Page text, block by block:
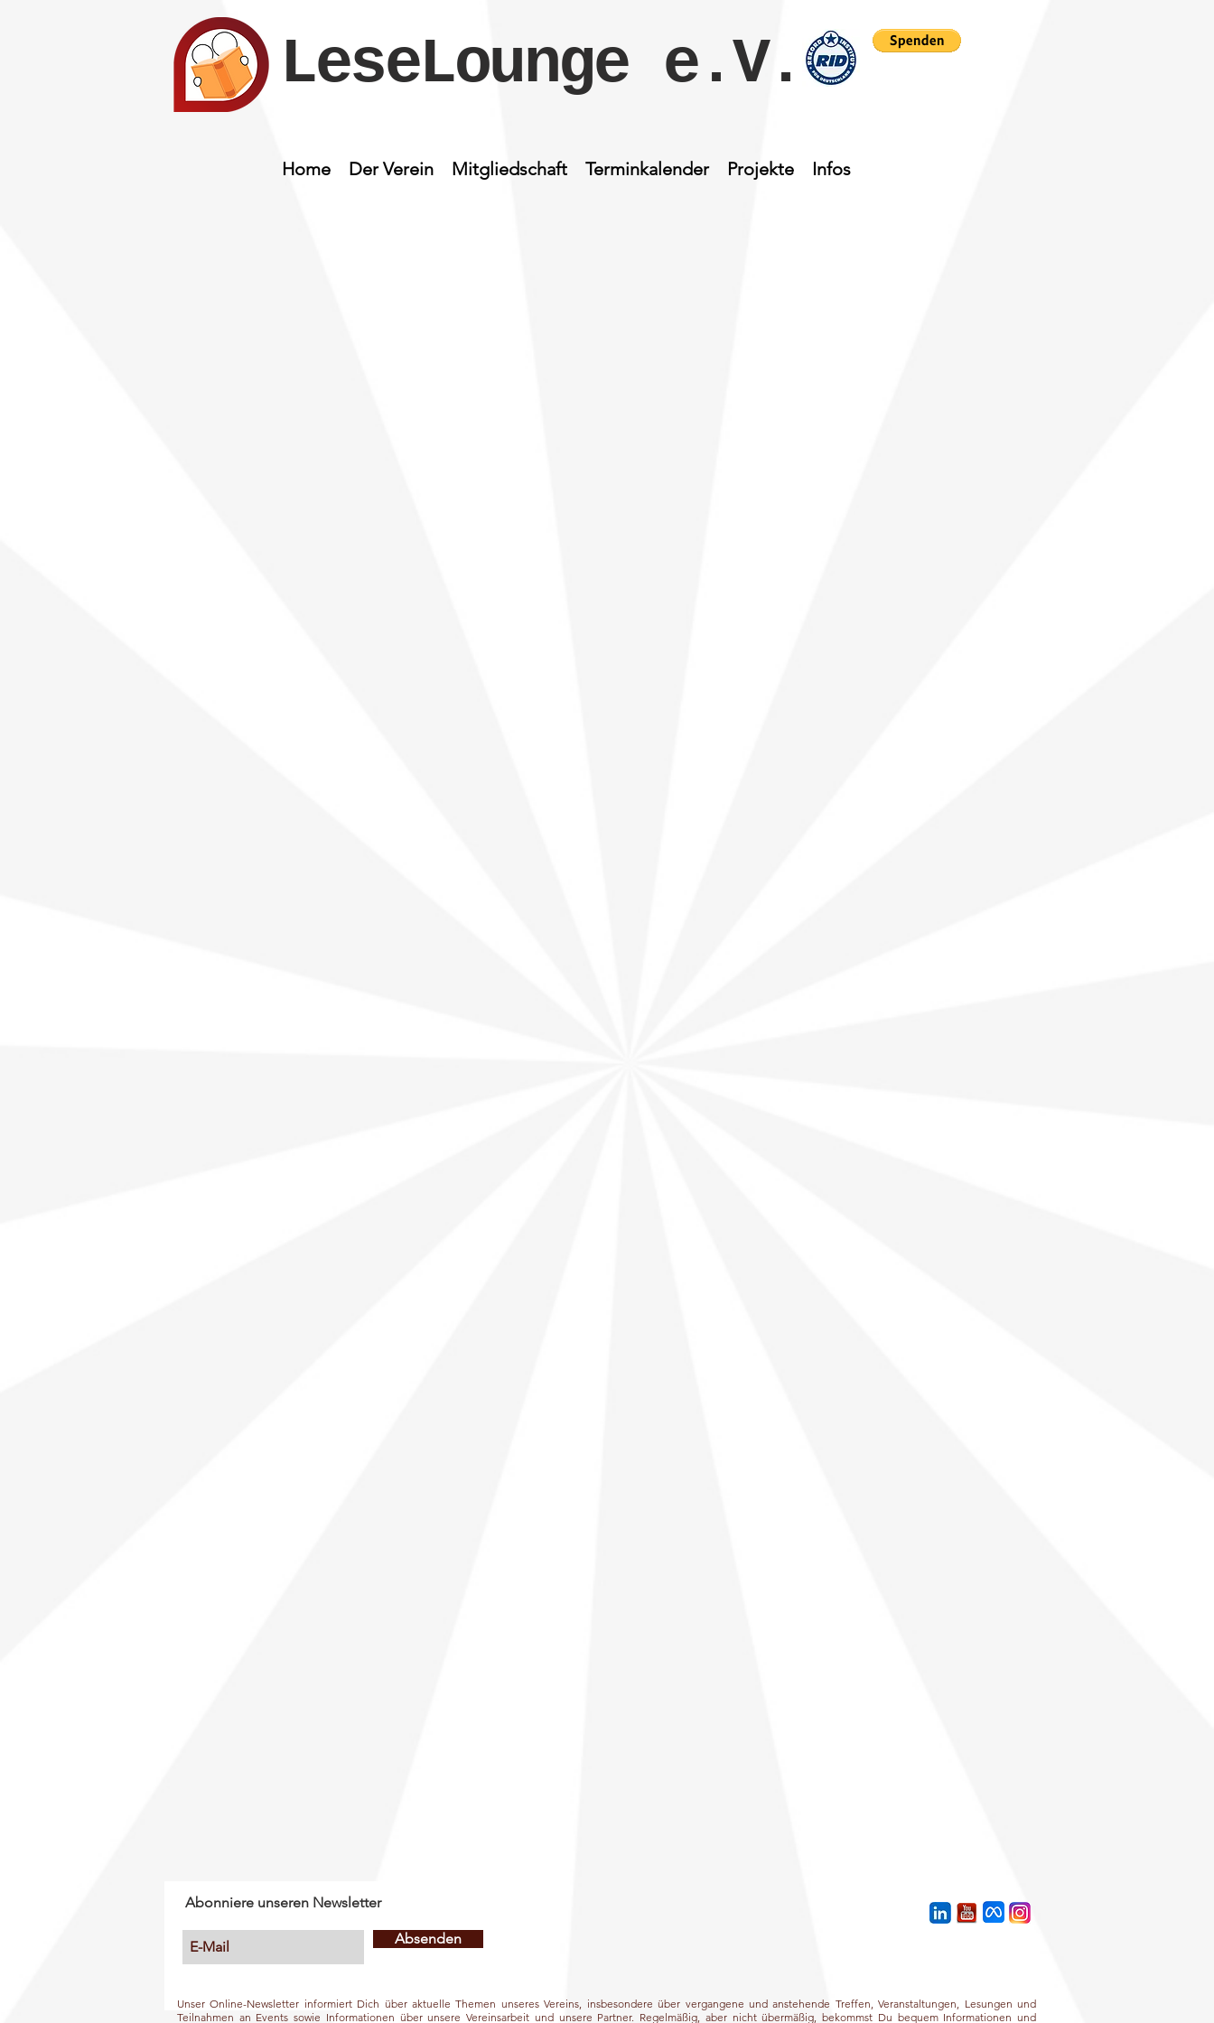
LeseLounge e.V.
Home Der Verein Mitgliedschaft Terminkalender Projekte Infos
Abonniere unseren Newsletter
Absenden
Unser Online-Newsletter informiert Dich über aktuelle Themen unseres Vereins, insbesondere über vergangene und anstehende Treffen, Veranstaltungen, Lesungen und
Teilnahmen an Events sowie Informationen über unsere Vereinsarbeit und unsere Partner. Regelmäßig, aber nicht übermäßig, bekommst Du bequem Informationen und